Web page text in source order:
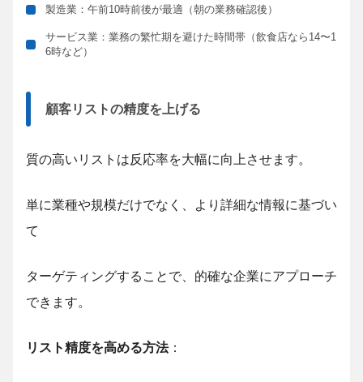
製造業：午前10時前後が最適（朝の業務確認後）
サービス業：業務の繁忙期を避けた時間帯（飲食店なら14〜1
6時など）
顧客リストの精度を上げる
質の高いリストは反応率を大幅に向上させます。
単に業種や規模だけでなく、より詳細な情報に基づい
て
ターゲティングすることで、的確な企業にアプローチ
できます。
リスト精度を高める方法：